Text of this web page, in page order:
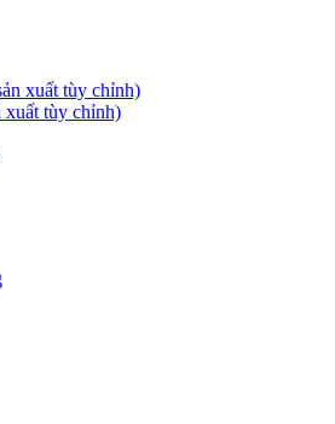
xuất tùy chỉnh)